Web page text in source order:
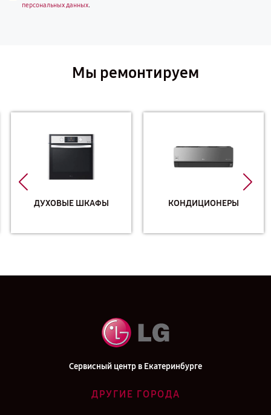
персональных данных.
Мы ремонтируем
ДУХОВЫЕ ШКАФЫ КОНДИЦИОНЕРЫ
Сервисный центр в Екатеринбурге
ДРУГИЕ ГОРОДА